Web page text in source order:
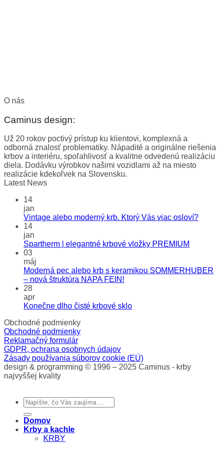
O nás
Caminus design:
Už 20 rokov poctivý prístup ku klientovi, komplexná a
odborná znalosť problematiky. Nápadité a originálne riešenia
krbov a interiéru, spoľahlivosť a kvalitne odvedenú realizáciu
diela. Dodávku výrobkov našimi vozidlami až na miesto
realizácie kdekoľvek na Slovensku.
Latest News
14
jan
Vintage alebo moderný krb. Ktorý Vás viac osloví?
14
jan
Spartherm | elegantné krbové vložky PREMIUM
03
máj
Moderná pec alebo krb s keramikou SOMMERHUBER
– nová štruktúra NAPA FEIN!
28
apr
Konečne dlho čisté krbové sklo
Obchodné podmienky
Obchodné podmienky
Reklamačný formulár
GDPR, ochrana osobnych údajov
Zásady používania súborov cookie (EÚ)
design & programming © 1996 – 2025 Caminus - krby
najvyššej kvality
Hľadať:
Domov
Krby a kachle
KRBY